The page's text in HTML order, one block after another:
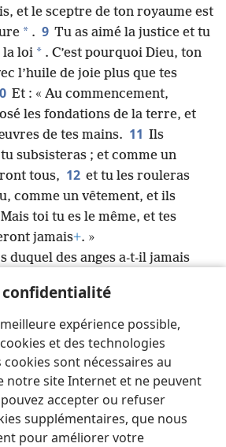
confidentialité
expérience possible,
et des technologies
sont nécessaires au
notre site Internet et ne peuvent
accepter ou refuser
supplémentaires, que nous
pour améliorer votre
et le sceptre de ton royaume est
* . 9 Tu as aimé la justice et tu
la loi * . C’est pourquoi Dieu, ton
l’huile de joie plus que tes
Et : « Au commencement,
les fondations de la terre, et
de tes mains. 11 Ils
subsisteras ; et comme un
tous, 12 et tu les rouleras
comme un vêtement, et ils
toi tu es le même, et tes
jamais+. »
duquel des anges a-t-il jamais
un escabeau sous tes pieds
des esprits pour un saint
pour servir ceux qui vont hériter